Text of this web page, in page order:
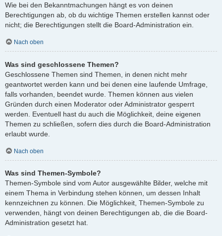
Wie bei den Bekanntmachungen hängt es von deinen
Berechtigungen ab, ob du wichtige Themen erstellen kannst oder
nicht; die Berechtigungen stellt die Board-Administration ein.
Nach oben
Was sind geschlossene Themen?
Geschlossene Themen sind Themen, in denen nicht mehr
geantwortet werden kann und bei denen eine laufende Umfrage,
falls vorhanden, beendet wurde. Themen können aus vielen
Gründen durch einen Moderator oder Administrator gesperrt
werden. Eventuell hast du auch die Möglichkeit, deine eigenen
Themen zu schließen, sofern dies durch die Board-Administration
erlaubt wurde.
Nach oben
Was sind Themen-Symbole?
Themen-Symbole sind vom Autor ausgewählte Bilder, welche mit
einem Thema in Verbindung stehen können, um dessen Inhalt
kennzeichnen zu können. Die Möglichkeit, Themen-Symbole zu
verwenden, hängt von deinen Berechtigungen ab, die die Board-
Administration gesetzt hat.